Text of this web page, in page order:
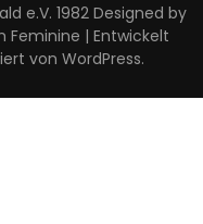
e.V. 1982 Designed by
Feminine | Entwickelt
von WordPress.